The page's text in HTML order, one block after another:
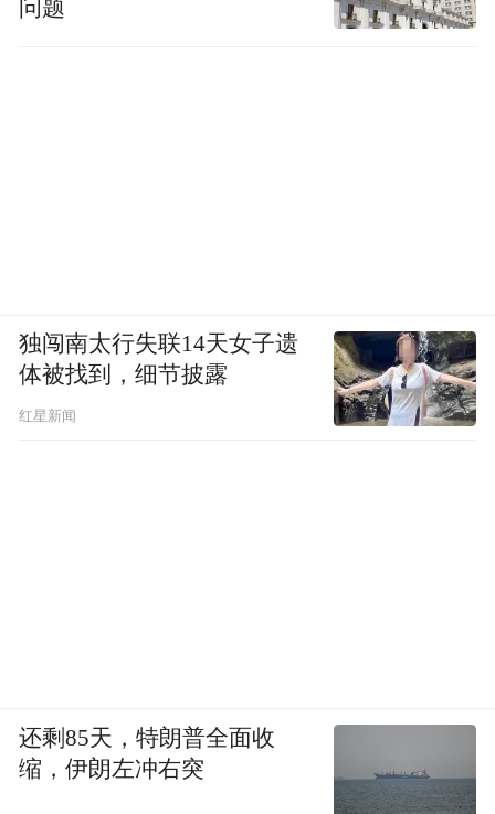
问题
独闯南太行失联14天女子遗
体被找到，细节披露
红星新闻
还剩85天，特朗普全面收
缩，伊朗左冲右突